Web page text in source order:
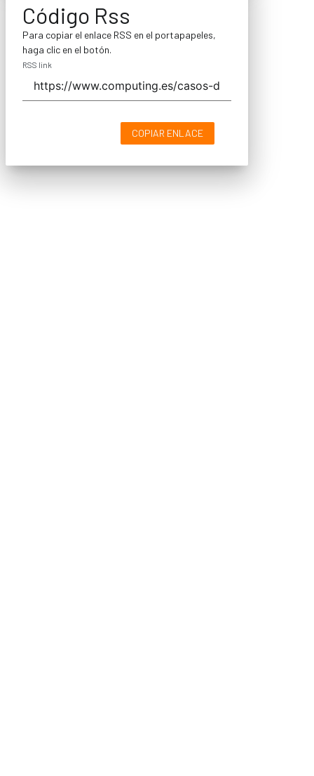
Código Rss
Para copiar el enlace RSS en el portapapeles,
haga clic en el botón.
RSS link
COPIAR ENLACE